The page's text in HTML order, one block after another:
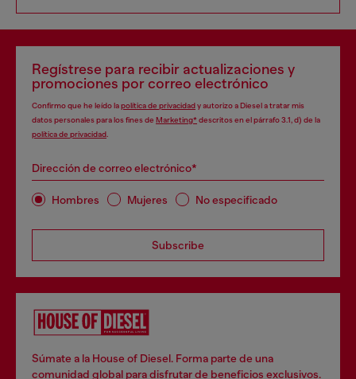
Regístrese para recibir actualizaciones y
promociones por correo electrónico
Confirmo que he leído lapolítica de privacidady autorizo a Diesel a tratar mis
datos personales para los fines de Marketing*descritos en el párrafo 3.1, d) de la
política de privacidad
Dirección de correo electrónico*
Hombres Mujeres No especificado
Subscribe
Súmate a la House of Diesel. Forma parte de una
comunidad global para disfrutar de beneficios exclusivos.